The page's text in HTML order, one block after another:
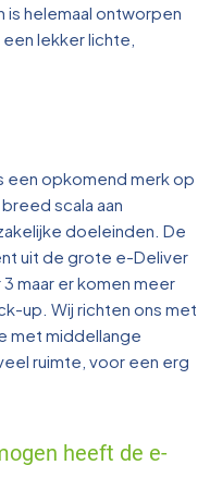
is helemaal ontworpen
lekker lichte,
een opkomend merk op
scala aan
doeleinden. De
uit de grote e-Deliver
maar er komen meer
up. Wij richten ons met
met middellange
ruimte, voor een erg
heeft de e-